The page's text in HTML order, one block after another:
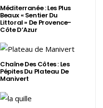
Méditerranée : Les Plus
Beaux « Sentier Du
Littoral » De Provence-
Côte D’Azur
Chaîne Des Côtes : Les
Pépites Du Plateau De
Manivert